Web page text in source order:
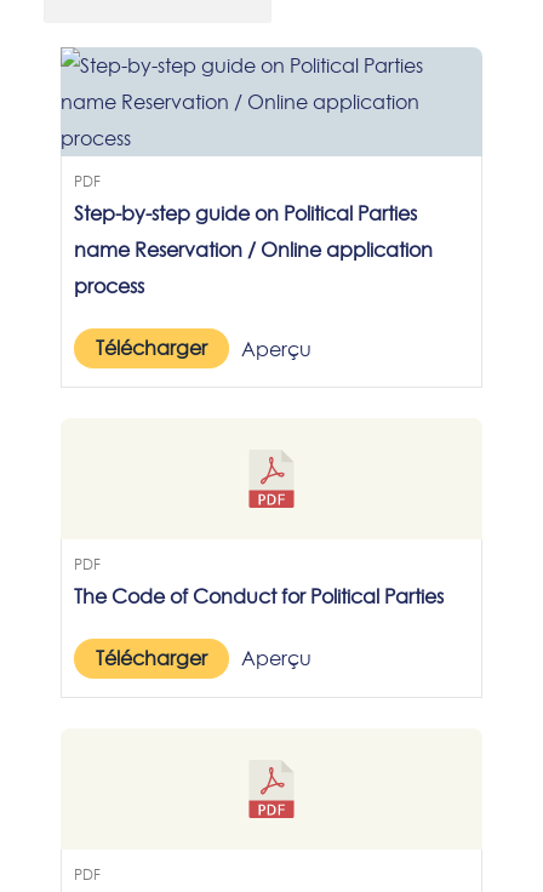
PDF
Step-by-step guide on Political Parties
name Reservation / Online application
process
Télécharger Aperçu
PDF
The Code of Conduct for Political Parties
Télécharger Aperçu
PDF